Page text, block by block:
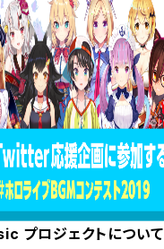
ロジェクトについて